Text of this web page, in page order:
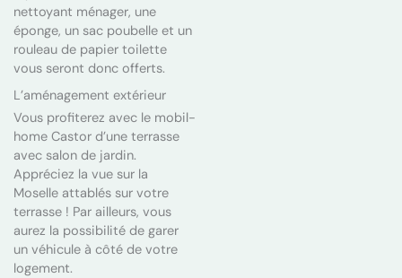
nettoyant ménager, une
éponge, un sac poubelle et un
rouleau de papier toilette
vous seront donc offerts.
L’aménagement extérieur
Vous profiterez avec le mobil-
home Castor d’une terrasse
avec salon de jardin.
Appréciez la vue sur la
Moselle attablés sur votre
terrasse ! Par ailleurs, vous
aurez la possibilité de garer
un véhicule à côté de votre
logement.